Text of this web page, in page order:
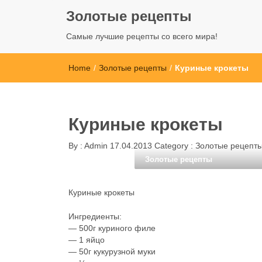
Золотые рецепты
Самые лучшие рецепты со всего мира!
Home / Золотые рецепты / Куриные крокеты
Куриные крокеты
By : Admin 17.04.2013 Category : Золотые
Золотые рецепты
Куриные крокеты
Ингредиенты:
— 500г куриного филе
— 1 яйцо
— 50г кукурузной муки